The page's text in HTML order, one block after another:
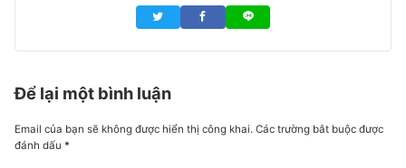
Để lại một bình luận
Email của bạn sẽ không được hiển thị công khai. Các trường bắt buộc được
đánh dấu *